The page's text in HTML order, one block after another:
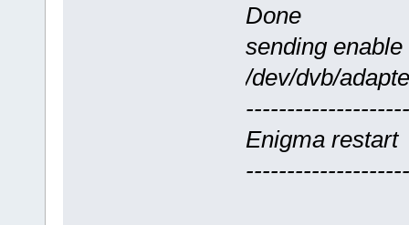
Done
sending
/dev/dvb/
Enigma restart